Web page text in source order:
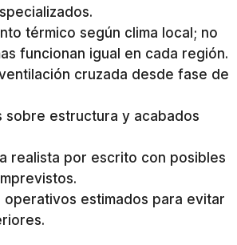
térmico según clima local; no
funcionan igual en cada región.
cruzada desde fase de
sobre estructura y acabados
realista por escrito con posibles
operativos estimados para evitar